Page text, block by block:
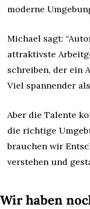
moderne
Michael sagt:
attraktivste
schreiben, der ein
Viel spannender
Aber die Talente
die richtige
brauchen wir
verstehen und
Wir haben